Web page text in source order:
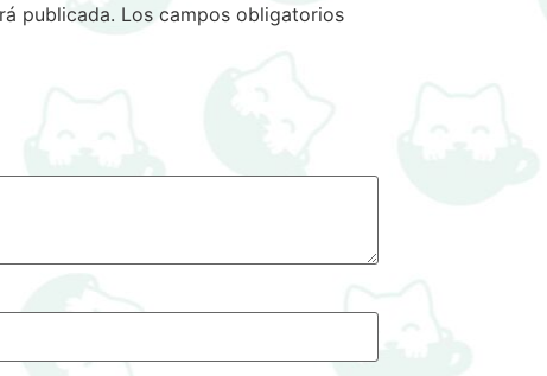
publicada. Los campos obligatorios